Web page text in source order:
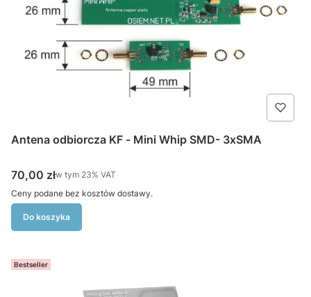
Antena odbiorcza KF - Mini Whip SMD- 3xSMA
Cena brutto
70,00 złw tym %s VAT
w tym 23% VAT
Ceny podane bez kosztów dostawy.
Do koszyka
Bestseller